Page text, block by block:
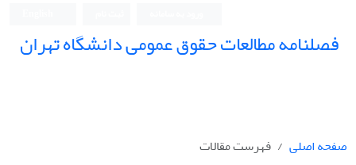
فصلنامه مطالعات حقوق عمومی دانشگاه تهران
صفحه اصلی
فهرست مقالات